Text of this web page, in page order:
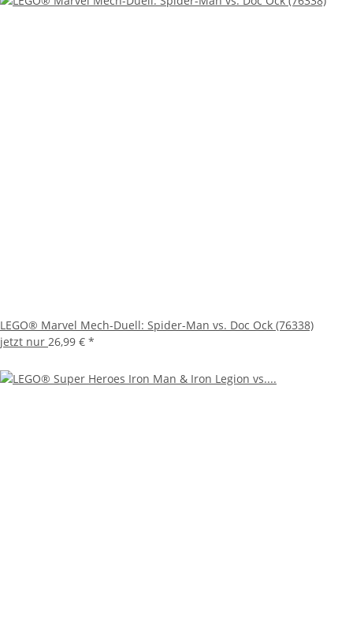
LEGO® Marvel Mech-Duell: Spider-Man vs. Doc Ock (76338)
jetzt nur 26,99 € *